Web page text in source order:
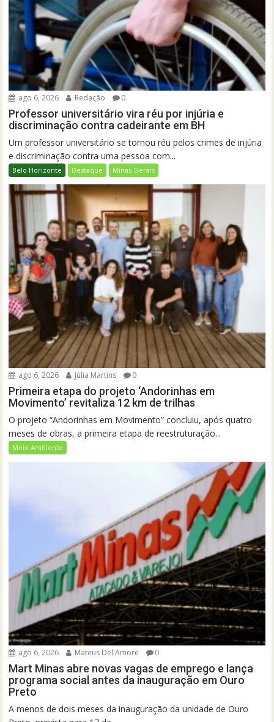
ago 6, 2026 Redação 0
Professor universitário vira réu por injúria e
discriminação contra cadeirante em BH
Um professor universitário se tornou réu pelos crimes de injúria
e discriminação contra uma pessoa com...
Belo Horizonte Destaque Minas Gerais
ago 6, 2026 Júlia Martins 0
Primeira etapa do projeto ‘Andorinhas em
Movimento’ revitaliza 12 km de trilhas
O projeto “Andorinhas em Movimento” concluiu, após quatro
meses de obras, a primeira etapa de reestruturação...
Meio Ambiente
ago 6, 2026 Mateus Del'Amore 0
Mart Minas abre novas vagas de emprego e lança
programa social antes da inauguração em Ouro
Preto
A menos de dois meses da inauguração da unidade de Ouro